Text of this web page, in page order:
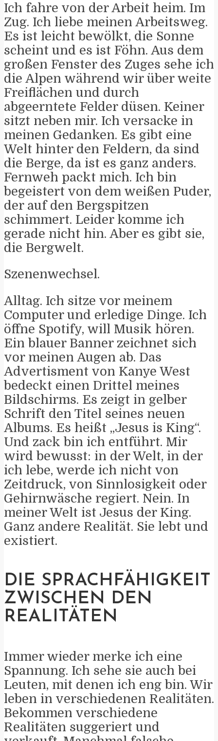
Ich fahre von der Arbeit heim. Im
Zug. Ich liebe meinen Arbeitsweg.
Es ist leicht bewölkt, die Sonne
scheint und es ist Föhn. Aus dem
großen Fenster des Zuges sehe ich
die Alpen während wir über weite
Freiflächen und durch
abgeerntete Felder düsen. Keiner
sitzt neben mir. Ich versacke in
meinen Gedanken. Es gibt eine
Welt hinter den Feldern, da sind
die Berge, da ist es ganz anders.
Fernweh packt mich. Ich bin
begeistert von dem weißen Puder,
der auf den Bergspitzen
schimmert. Leider komme ich
gerade nicht hin. Aber es gibt sie,
die Bergwelt.
Szenenwechsel.
Alltag. Ich sitze vor meinem
Computer und erledige Dinge. Ich
öffne Spotify, will Musik hören.
Ein blauer Banner zeichnet sich
vor meinen Augen ab. Das
Advertisment von Kanye West
bedeckt einen Drittel meines
Bildschirms. Es zeigt in gelber
Schrift den Titel seines neuen
Albums. Es heißt „Jesus is King“.
Und zack bin ich entführt. Mir
wird bewusst: in der Welt, in der
ich lebe, werde ich nicht von
Zeitdruck, von Sinnlosigkeit oder
Gehirnwäsche regiert. Nein. In
meiner Welt ist Jesus der King.
Ganz andere Realität. Sie lebt und
existiert.
DIE SPRACHFÄHIGKEIT
ZWISCHEN DEN
REALITÄTEN
Immer wieder merke ich eine
Spannung. Ich sehe sie auch bei
Leuten, mit denen ich eng bin. Wir
leben in verschiedenen Realitäten.
Bekommen verschiedene
Realitäten suggeriert und